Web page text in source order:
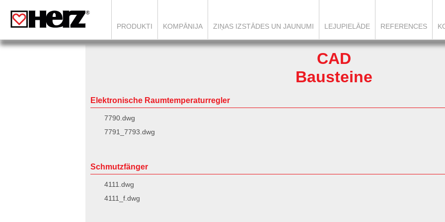
PRODUKTI KOMPĀNIJA ZIŅAS IZSTĀDES UN JAUNUMI LEJUPIELĀDE REFERENCES
CAD
Bausteine
Elektronische Raumtemperaturregler
7790.dwg
7791_7793.dwg
Schmutzfänger
4111.dwg
4111_f.dwg